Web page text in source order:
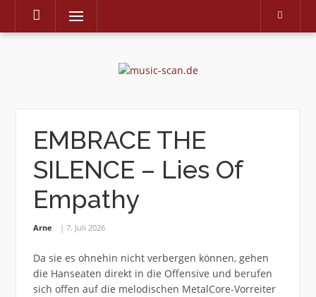
Skip
Menu
EMBRACE THE
SILENCE – Lies Of
Empathy
Arne 7. Juli 2026
Da sie es ohnehin nicht verbergen können, gehen
die Hanseaten direkt in die Offensive und berufen
sich offen auf die melodischen MetalCore-Vorreiter